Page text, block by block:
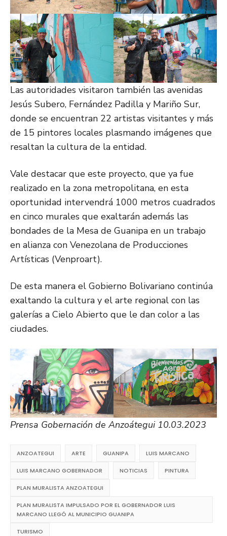
Las autoridades visitaron también las avenidas
Jesús Subero, Fernández Padilla y Mariño Sur,
donde se encuentran 22 artistas visitantes y más
de 15 pintores locales plasmando imágenes que
resaltan la cultura de la entidad.
Vale destacar que este proyecto, que ya fue
realizado en la zona metropolitana, en esta
oportunidad intervendrá 1000 metros cuadrados
en cinco murales que exaltarán además las
bondades de la Mesa de Guanipa en un trabajo
en alianza con Venezolana de Producciones
Artísticas (Venproart).
De esta manera el Gobierno Bolivariano continúa
exaltando la cultura y el arte regional con las
galerías a Cielo Abierto que le dan color a las
ciudades.
Prensa Gobernación de Anzoátegui 10.03.2023
ANZOATEGUI ARTE GUANIPA LUIS MARCANO
LUIS MARCANO GOBERNADOR NOTICIAS PINTURA
PLAN MURALISTA ANZOATEGUI
PLAN MURALISTA IMPULSADO POR EL GOBERNADOR LUIS
MARCANO LLEGÓ AL MUNICIPIO GUANIPA
TURISMO